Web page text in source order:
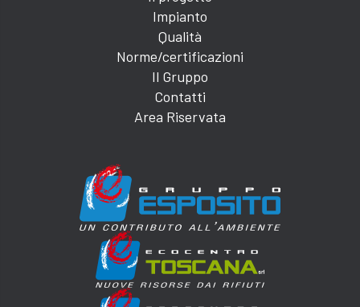
Impianto
Qualità
Norme/certificazioni
Il Gruppo
Contatti
Area Riservata